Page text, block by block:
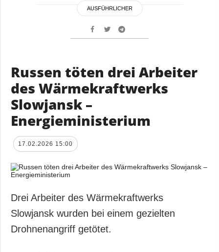
AUSFÜHRLICHER
Russen töten drei Arbeiter
des Wärmekraftwerks
Slowjansk –
Energieministerium
17.02.2026 15:00
Drei Arbeiter des Wärmekraftwerks
Slowjansk wurden bei einem gezielten
Drohnenangriff getötet.